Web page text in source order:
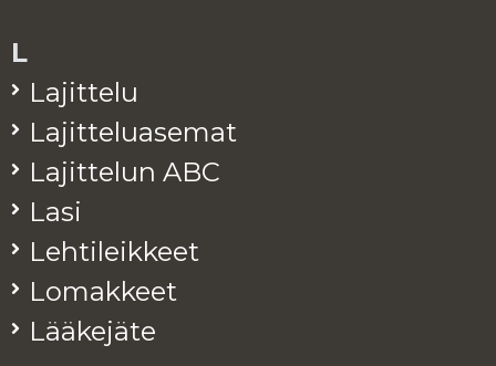
L
La­jit­te­lu
La­jit­te­lua­se­mat
La­jit­te­lun ABC
Lasi
Leh­ti­leik­keet
Lo­mak­keet
Lää­ke­jä­te